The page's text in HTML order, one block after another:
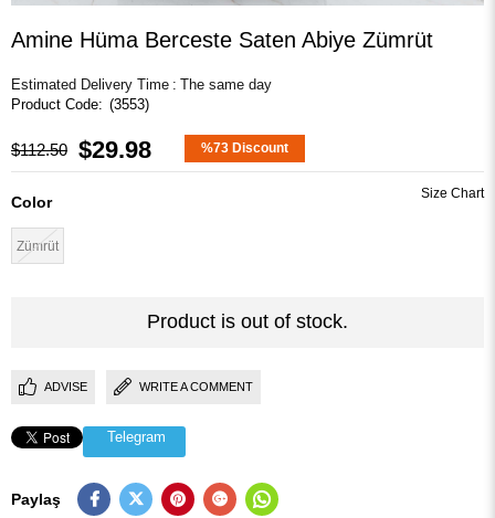
Amine Hüma Berceste Saten Abiye Zümrüt
Estimated Delivery Time : The same day
(3553)
$112.50 $29.98 %73 Discount
Color
Zümrüt
Product is out of stock.
ADVISE WRITE A COMMENT
Telegram
Paylaş